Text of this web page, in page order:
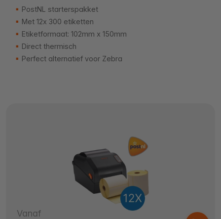
PostNL starterspakket
Met 12x 300 etiketten
Etiketformaat: 102mm x 150mm
Direct thermisch
Perfect alternatief voor Zebra
Vanaf